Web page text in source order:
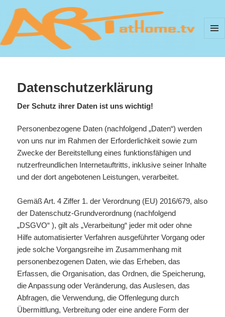
UND
Datenschutzerklärung
Der Schutz ihrer Daten ist uns wichtig!
Personenbezogene Daten (nachfolgend „Daten“) werden
von uns nur im Rahmen der Erforderlichkeit sowie zum
Zwecke der Bereitstellung eines funktionsfähigen und
nutzerfreundlichen Internetauftritts, inklusive seiner Inhalte
und der dort angebotenen Leistungen, verarbeitet.
Gemäß Art. 4 Ziffer 1. der Verordnung (EU) 2016/679, also
der Datenschutz-Grundverordnung (nachfolgend
„DSGVO“ ), gilt als „Verarbeitung“ jeder mit oder ohne
Hilfe automatisierter Verfahren ausgeführter Vorgang oder
jede solche Vorgangsreihe im Zusammenhang mit
personenbezogenen Daten, wie das Erheben, das
Erfassen, die Organisation, das Ordnen, die Speicherung,
die Anpassung oder Veränderung, das Auslesen, das
Abfragen, die Verwendung, die Offenlegung durch
Übermittlung, Verbreitung oder eine andere Form der